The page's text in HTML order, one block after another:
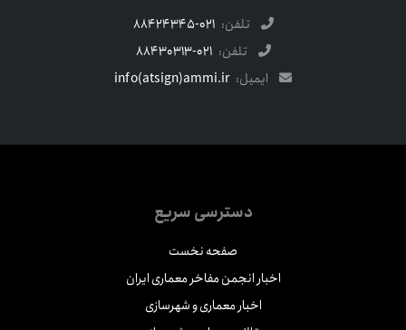
تلفن: 021-88424345
تلفن: 021-88430313
ایمیل: info(atsign)ammi.ir
دسترسی سریع
صفحه نخست
اخبار انجمن مفاخر معماری ایران
اخبار معماری و شهرسازی